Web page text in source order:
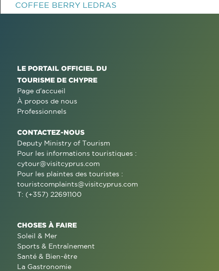
COFFEE BERRY LEDRAS
LE PORTAIL OFFICIEL DU
TOURISME DE CHYPRE
Page d'accueil
À propos de nous
Professionnels
CONTACTEZ-NOUS
Deputy Ministry of Tourism
Pour les informations touristiques :
cytour@visitcyprus.com
Pour les plaintes des touristes :
touristcomplaints@visitcyprus.com
T: (+357) 22691100
CHOSES À FAIRE
Soleil & Mer
Sports & Entraînement
Santé & Bien-être
La Gastronomie